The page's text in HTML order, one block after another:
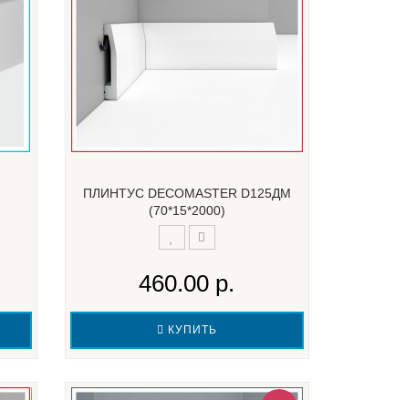
ПЛИНТУС DECOMASTER D125ДМ
(70*15*2000)
460.00 р.
КУПИТЬ